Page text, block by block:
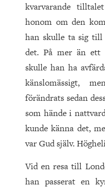
kvarvarande
honom om den
han skulle ta sig till
det. På mer än ett
skulle han ha
känslomässigt,
förändrats sedan
som hände i
kunde känna det,
var Gud själv.
Vid en resa till
han passerat en